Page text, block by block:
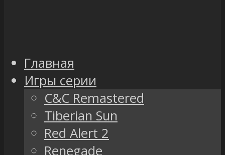
Главная
Игры серии
C&C Remastered
Tiberian Sun
Red Alert 2
Renegade